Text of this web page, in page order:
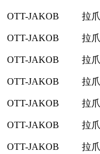
OTT-JAKOB 拉爪
OTT-JAKOB 拉爪
OTT-JAKOB 拉爪
OTT-JAKOB 拉爪
OTT-JAKOB 拉爪
OTT-JAKOB 拉爪
OTT-JAKOB 拉爪